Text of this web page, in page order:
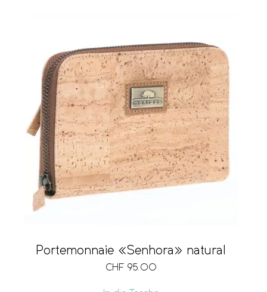
Portemonnaie «Senhora» natural
CHF 95.00